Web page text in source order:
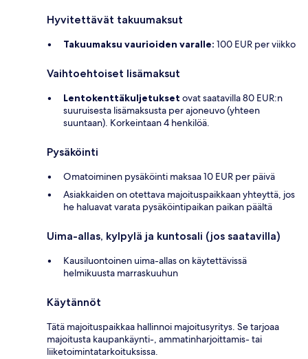
Hyvitettävät takuumaksut
Takuumaksu vaurioiden varalle: 100 EUR per viikko
Vaihtoehtoiset lisämaksut
Lentokenttäkuljetukset ovat saatavilla 80 EUR:n
suuruisesta lisämaksusta per ajoneuvo (yhteen
suuntaan). Korkeintaan 4 henkilöä.
Pysäköinti
Omatoiminen pysäköinti maksaa 10 EUR per päivä
Asiakkaiden on otettava majoituspaikkaan yhteyttä, jos
he haluavat varata pysäköintipaikan paikan päältä
Uima-allas, kylpylä ja kuntosali (jos saatavilla)
Kausiluontoinen uima-allas on käytettävissä
helmikuusta marraskuuhun
Käytännöt
Tätä majoituspaikkaa hallinnoi majoitusyritys. Se tarjoaa
majoitusta kaupankäynti-, ammatinharjoittamis- tai
liiketoimintatarkoituksissa.